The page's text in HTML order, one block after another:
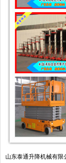
山东泰通升降机械有